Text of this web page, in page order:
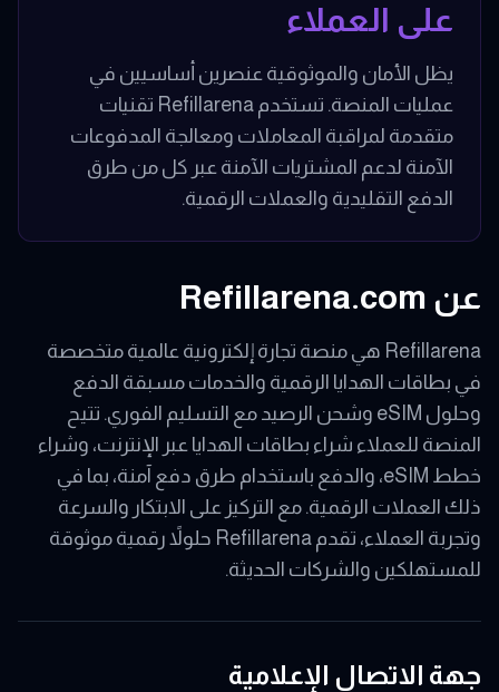
على العملاء
يظل الأمان والموثوقية عنصرين أساسيين في
عمليات المنصة. تستخدم Refillarena تقنيات
متقدمة لمراقبة المعاملات ومعالجة المدفوعات
الآمنة لدعم المشتريات الآمنة عبر كل من طرق
الدفع التقليدية والعملات الرقمية.
عن Refillarena.com
Refillarena هي منصة تجارة إلكترونية عالمية متخصصة
في بطاقات الهدايا الرقمية والخدمات مسبقة الدفع
وحلول eSIM وشحن الرصيد مع التسليم الفوري. تتيح
المنصة للعملاء شراء بطاقات الهدايا عبر الإنترنت، وشراء
خطط eSIM، والدفع باستخدام طرق دفع آمنة، بما في
ذلك العملات الرقمية. مع التركيز على الابتكار والسرعة
وتجربة العملاء، تقدم Refillarena حلولاً رقمية موثوقة
للمستهلكين والشركات الحديثة.
جهة الاتصال الإعلامية